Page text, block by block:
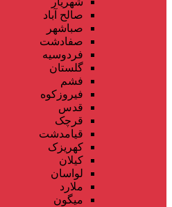
صالح آباد
صباشهر
صفادشت
فردوسیه
گلستان
فشم
فیروزکوه
قدس
قرچک
قیامدشت
کهریزک
کیلان
لواسان
ملارد
میگون